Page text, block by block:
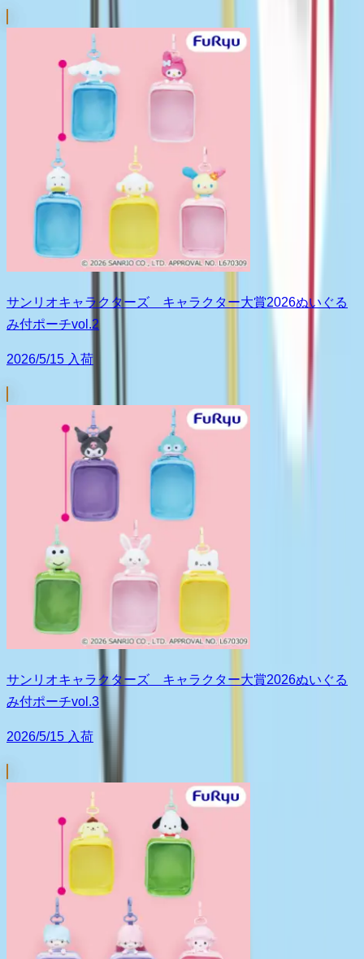
サンリオキャラクターズ キャラクター大賞2026ぬいぐる
み付ポーチvol.2
2026/5/15 入荷
サンリオキャラクターズ キャラクター大賞2026ぬいぐる
み付ポーチvol.3
2026/5/15 入荷